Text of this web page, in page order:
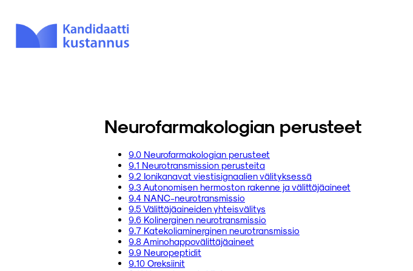
Neurofarmakologian perusteet
9.0 Neurofarmakologian perusteet
9.1 Neurotransmission perusteita
9.2 Ionikanavat viestisignaalien välityksessä
9.3 Autonomisen hermoston rakenne ja välittäjäaineet
9.4 NANC-neurotransmissio
9.5 Välittäjäaineiden yhteisvälitys
9.6 Kolinerginen neurotransmissio
9.7 Katekoliaminerginen neurotransmissio
9.8 Aminohappovälittäjäaineet
9.9 Neuropeptidit
9.10 Oreksiinit